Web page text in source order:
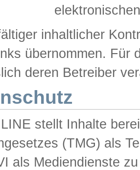
inhaltlicher
übernommen. Für
deren Betreiber
stellt Inhalte
(TMG) als
als Mediendienste